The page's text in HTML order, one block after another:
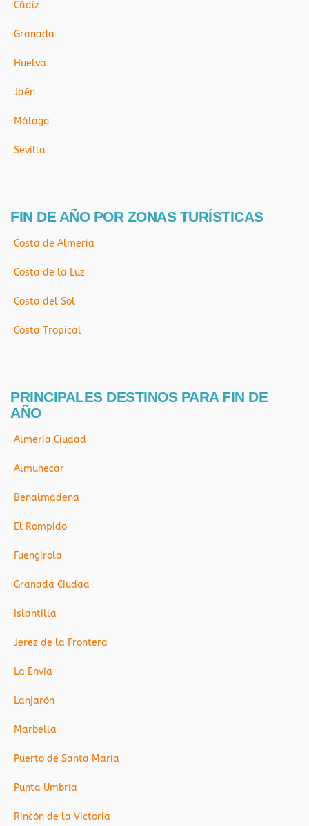
Cádiz
Granada
Huelva
Jaén
Málaga
Sevilla
FIN DE AÑO POR ZONAS TURÍSTICAS
Costa de Almería
Costa de la Luz
Costa del Sol
Costa Tropical
PRINCIPALES DESTINOS PARA FIN DE
AÑO
Almería Ciudad
Almuñecar
Benalmádena
El Rompido
Fuengirola
Granada Ciudad
Islantilla
Jerez de la Frontera
La Envía
Lanjarón
Marbella
Puerto de Santa María
Punta Umbría
Rincón de la Victoria